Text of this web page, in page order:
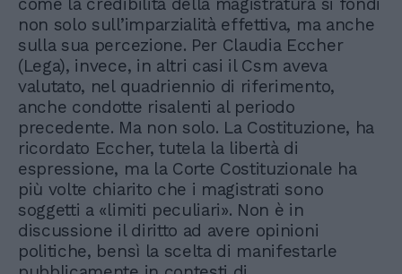
non solo sull’imparzialità effettiva, ma anche
sulla sua percezione. Per Claudia Eccher
(Lega), invece, in altri casi il Csm aveva
valutato, nel quadriennio di riferimento,
anche condotte risalenti al periodo
precedente. Ma non solo. La Costituzione, ha
ricordato Eccher, tutela la libertà di
espressione, ma la Corte Costituzionale ha
più volte chiarito che i magistrati sono
soggetti a «limiti peculiari». Non è in
discussione il diritto ad avere opinioni
politiche, bensì la scelta di manifestarle